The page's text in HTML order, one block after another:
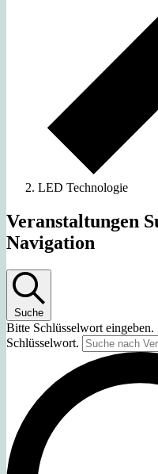
LED Technologie
Veranstaltungen
Navigation
Suche
Bitte Schlüsselwort eingeben.
Schlüsselwort.